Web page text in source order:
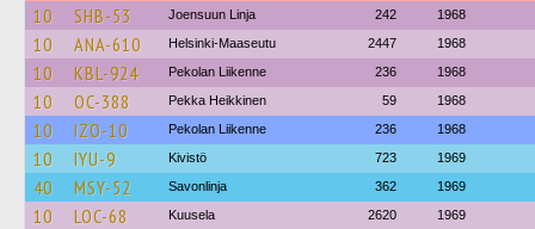
10 SHB-53 Joensuun Linja 242 1968
10 ANA-610 Helsinki-Maaseutu 2447 1968
10 KBL-924 Pekolan Liikenne 236 1968
10 OC-388 Pekka Heikkinen 59 1968
10 IZO-10 Pekolan Liikenne 236 1968
10 IYU-9 Kivistö 723 1969
40 MSY-52 Savonlinja 362 1969
10 LOC-68 Kuusela 2620 1969